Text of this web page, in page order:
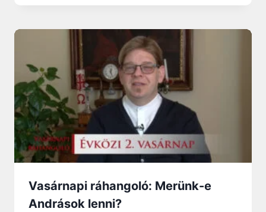
Vasárnapi ráhangoló: Merünk-e
Andrások lenni?